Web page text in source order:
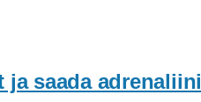
ja saada adrenaliini